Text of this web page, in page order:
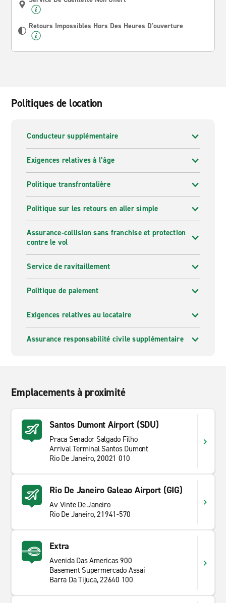
Retours Impossibles Hors Des Heures D'ouverture
Politiques de location
Conducteur supplémentaire
Exigences relatives à l’âge
Politique transfrontalière
Politique sur les retours en aller simple
Assurance-collision sans franchise et protection
contre le vol
Service de ravitaillement
Politique de paiement
Exigences relatives au locataire
Assurance responsabilité civile supplémentaire
Emplacements à proximité
Santos Dumont Airport (SDU)
Praca Senador Salgado Filho
Arrival Terminal Santos Dumont
Rio De Janeiro, 20021 010
Rio De Janeiro Galeao Airport (GIG)
Av Vinte De Janeiro
Rio De Janeiro, 21941-570
Extra
Avenida Das Americas 900
Basement Supermercado Assai
Barra Da Tijuca, 22640 100